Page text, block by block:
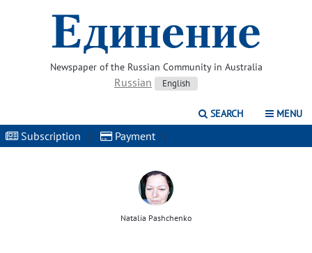
Newspaper of the Russian Community in Australia
Russian English
SEARCH MENU
Subscription | Payment |
Natalia Pashchenko